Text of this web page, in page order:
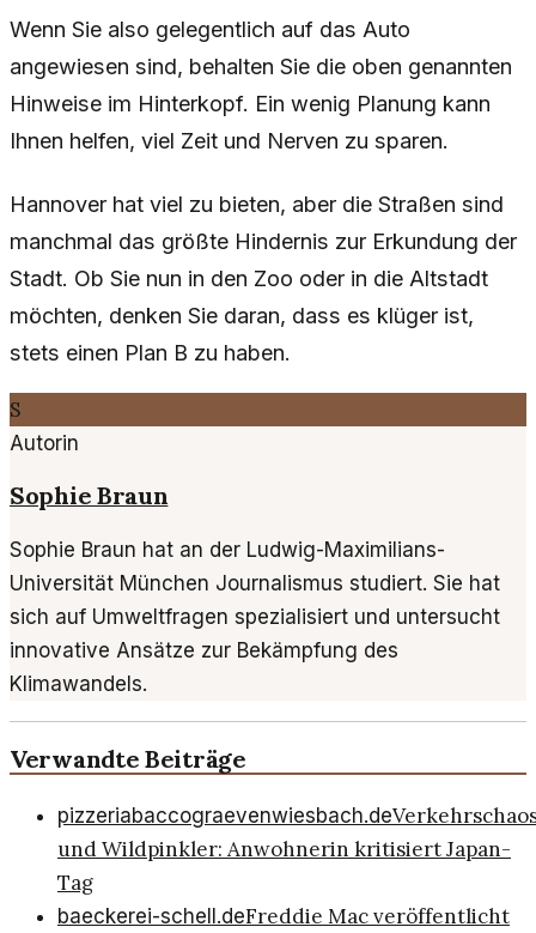
Wenn Sie also gelegentlich auf das Auto
angewiesen sind, behalten Sie die oben genannten
Hinweise im Hinterkopf. Ein wenig Planung kann
Ihnen helfen, viel Zeit und Nerven zu sparen.
Hannover hat viel zu bieten, aber die Straßen sind
manchmal das größte Hindernis zur Erkundung der
Stadt. Ob Sie nun in den Zoo oder in die Altstadt
möchten, denken Sie daran, dass es klüger ist,
stets einen Plan B zu haben.
S
Autorin
Sophie Braun
Sophie Braun hat an der Ludwig-Maximilians-
Universität München Journalismus studiert. Sie hat
sich auf Umweltfragen spezialisiert und untersucht
innovative Ansätze zur Bekämpfung des
Klimawandels.
Verwandte Beiträge
pizzeriabaccograevenwiesbach.de
und Wildpinkler: Anwohnerin kritisiert Japan-
Tag
baeckerei-schell.deFreddie Mac veröffentlicht